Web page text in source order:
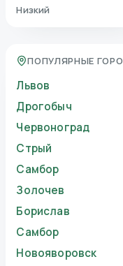
Низкий
ПОПУЛЯРНЫЕ
Львов
Дрогобыч
Червоноград
Стрый
Самбор
Золочев
Борислав
Самбор
Новояворовск